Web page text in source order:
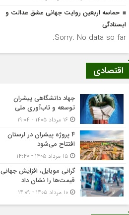
حماسه اربعین روایت جهانی عشق عدالت و
ایستادگی
Sorry. No data so far.
اقتصادی
جهاد دانشگاهی پیشران
توسعه و تاب‌آوری ملی
۴ پروژه پیشران در لرستان
افتتاح می‌شود
گرانی موبایل، افزایش جهانی
قیمت‌ها را نشان داد